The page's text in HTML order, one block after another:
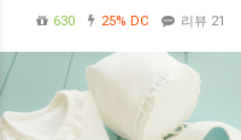
630
25% DC 리뷰 21